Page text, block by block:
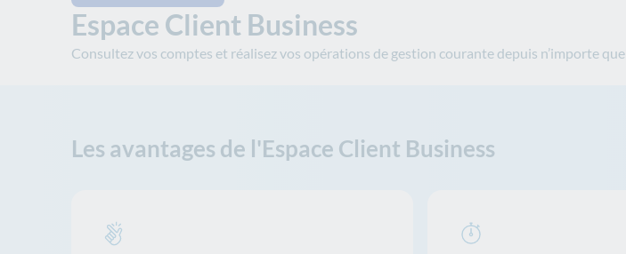
Espace Client Business
Consultez vos comptes et réalisez vos opérations de gestion courante depuis n’importe
Les avantages de l'Espace Client Business